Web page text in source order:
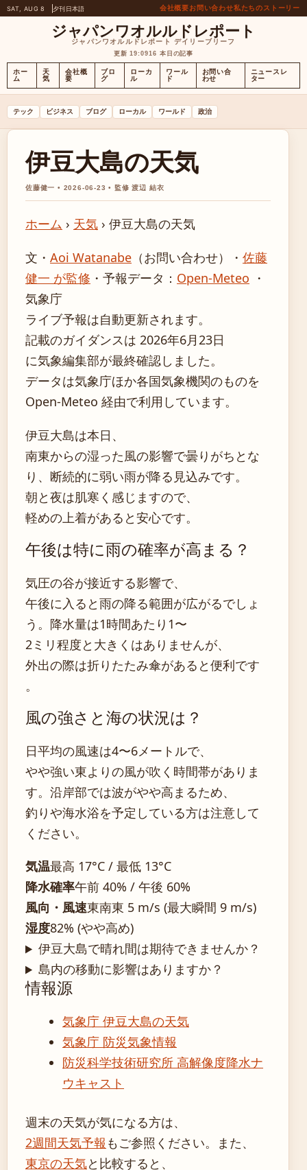
SAT, AUG 8 夕刊日本語 会社概要お問い合わせ私たちのストーリー
ジャパンワオルルドレポート
ジャパンワオルルドレポート デイリーブリーフ
更新 19:0916 本日の記事
ホー
ム
天
気
会社概
要
ブロ
グ
ローカ
ル
ワール
ド
お問い合
わせ
ニュースレ
ター
テック ビジネス ブログ ローカル ワールド 政治
伊豆大島の天気
佐藤健一 • 2026-06-23 • 監修 渡辺 結衣
ホーム › 天気 › 伊豆大島の天気
文・ Aoi Watanabe （お問い合わせ） ・ 佐藤
健一 が監修 ・ 予報データ： Open-Meteo ・
気象庁
ライブ予報は自動更新されます。
記載のガイダンスは 2026年6月23日
に気象編集部が最終確認しました。
データは気象庁ほか各国気象機関のものを
Open-Meteo 経由で利用しています。
伊豆大島は本日、
南東からの湿った風の影響で曇りがちとな
り、断続的に弱い雨が降る見込みです。
朝と夜は肌寒く感じますので、
軽めの上着があると安心です。
午後は特に雨の確率が高まる？
気圧の谷が接近する影響で、
午後に入ると雨の降る範囲が広がるでしょ
う。降水量は1時間あたり1〜
2ミリ程度と大きくはありませんが、
外出の際は折りたたみ傘があると便利です
。
風の強さと海の状況は？
日平均の風速は4〜6メートルで、
やや強い東よりの風が吹く時間帯がありま
す。沿岸部では波がやや高まるため、
釣りや海水浴を予定している方は注意して
ください。
気温最高 17°C / 最低 13°C
降水確率午前 40% / 午後 60%
風向・風速東南東 5 m/s (最大瞬間 9 m/s)
湿度82% (やや高め)
伊豆大島で晴れ間は期待できませんか？
島内の移動に影響はありますか？
情報源
気象庁 伊豆大島の天気
気象庁 防災気象情報
防災科学技術研究所 高解像度降水ナ
ウキャスト
週末の天気が気になる方は、
2週間天気予報 もご参照ください。また、
東京の天気と比較すると、